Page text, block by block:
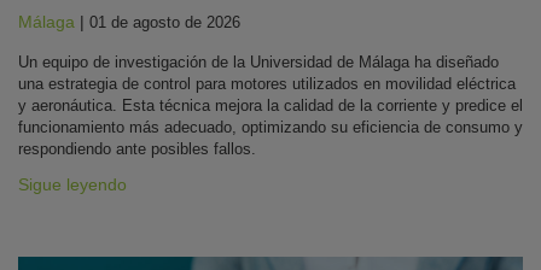
Málaga | 01 de agosto de 2026
Un equipo de investigación de la Universidad de Málaga ha diseñado
una estrategia de control para motores utilizados en movilidad eléctrica
y aeronáutica. Esta técnica mejora la calidad de la corriente y predice el
funcionamiento más adecuado, optimizando su eficiencia de consumo y
respondiendo ante posibles fallos.
Sigue leyendo